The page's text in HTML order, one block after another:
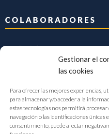
Gestionar el
las cookies
Para ofrecer las mejores experiencias,
para almacenar y/o acceder a la
estas tecnologías nos permitirá
navegación o las identificaciones únicas
consentimiento, puede afectar
COLABORADORES